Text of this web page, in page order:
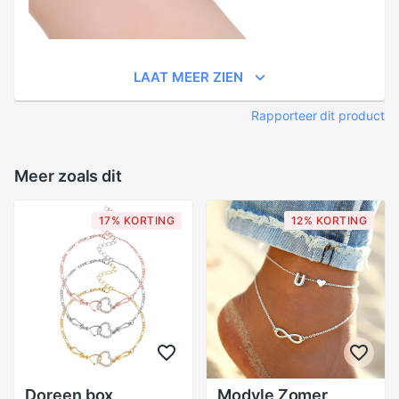
LAAT MEER ZIEN
Rapporteer dit product
Meer zoals dit
17% KORTING
Doreen box
12% KORTING
Modyle Zomer